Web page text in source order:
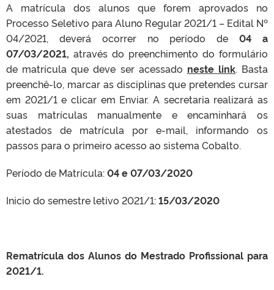
A matrícula dos alunos que forem aprovados no
Processo Seletivo para Aluno Regular 2021/1 – Edital Nº
04/2021, deverá ocorrer no período de04 a
07/03/2021, através do preenchimento do formulário
de matrícula que deve ser acessado neste link. Basta
preenchê-lo, marcar as disciplinas que pretendes cursar
em 2021/1 e clicar em Enviar. A secretaria realizará as
suas matrículas manualmente e encaminhará os
atestados de matrícula por e-mail, informando os
passos para o primeiro acesso ao sistema Cobalto.
Período de Matrícula:04 e 07/03/2020
Inicio do semestre letivo 2021/1:15/03/2020
Rematrícula dos Alunos do Mestrado Profissional para
2021/1.